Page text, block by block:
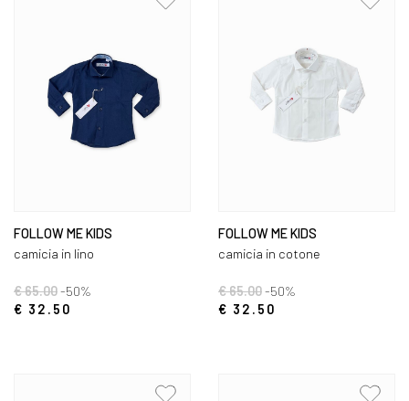
FOLLOW ME KIDS
camicia in lino
€ 65.00-50%
€ 32.50
FOLLOW ME KIDS
camicia in cotone
€ 65.00-50%
€ 32.50